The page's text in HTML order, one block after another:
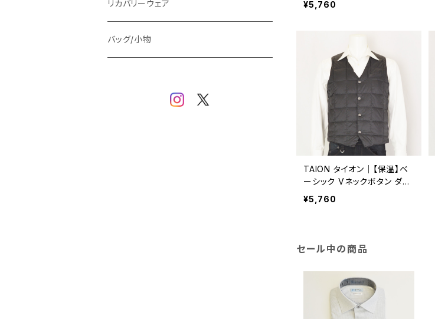
洗濯可能 メンズ taion-004
¥5,760
TAION タイオン｜【保温】ベ
ーシック Vネックボタン ダウ
ンジレ｜軽量 洗濯可能 メン
ズ taion-003 ブラック
¥5,760
セール中の商品
TAION
マウンテンパーカー/アウトドア
ダウン / 中綿アウター
スウェット/パーカー
アウター
トップス（ブラウス/カットソー）
ジャケット
リカバリーウェア
バッグ/小物